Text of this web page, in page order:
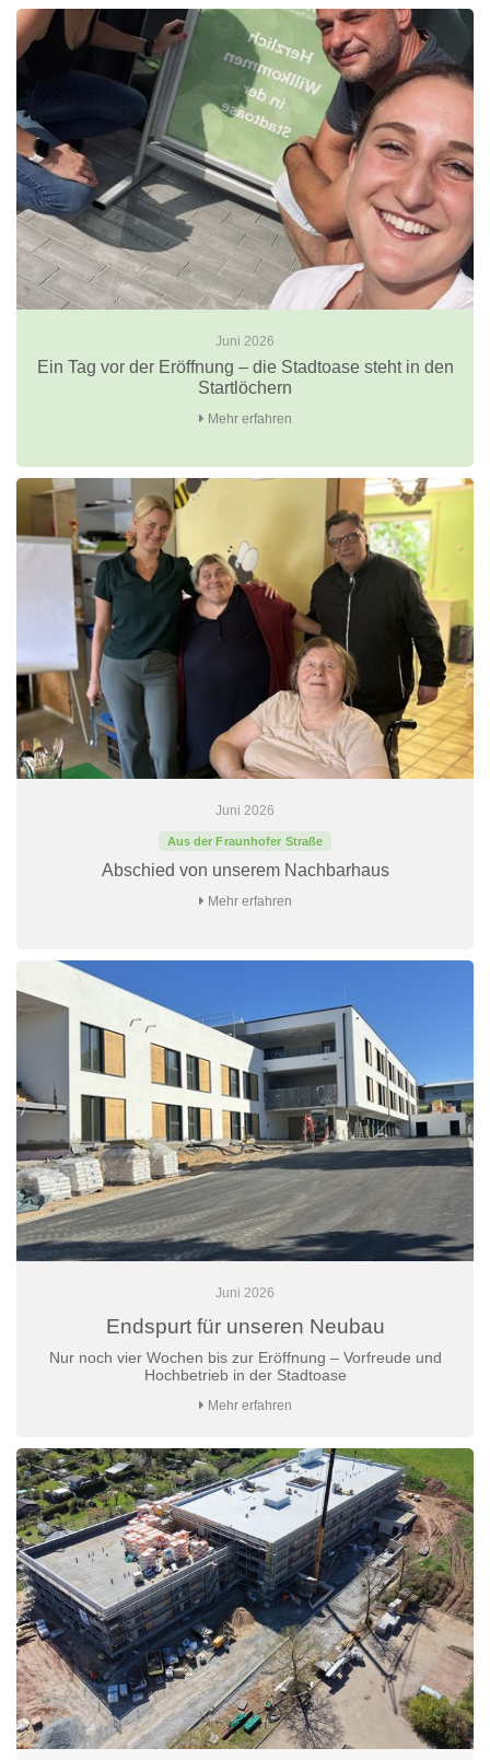
Juni 2026
Ein Tag vor der Eröffnung – die Stadtoase steht in den
Startlöchern
Mehr erfahren
Juni 2026
Aus der Fraunhofer Straße
Abschied von unserem Nachbarhaus
Mehr erfahren
Juni 2026
Endspurt für unseren Neubau
Nur noch vier Wochen bis zur Eröffnung – Vorfreude und
Hochbetrieb in der Stadtoase
Mehr erfahren